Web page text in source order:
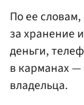
По ее
за хранение
деньги,
в карманах —
владельца.